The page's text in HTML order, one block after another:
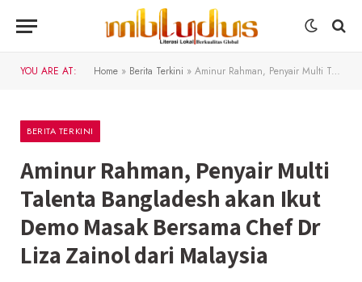
YOU ARE AT: Home » Berita Terkini » Aminur Rahman, Penyair Multi Talenta Bangladesh akan Ikut Demo Masak Bersama Chef Dr Liza Zainol dari Malaysia
BERITA TERKINI
Aminur Rahman, Penyair Multi
Talenta Bangladesh akan Ikut
Demo Masak Bersama Chef Dr
Liza Zainol dari Malaysia